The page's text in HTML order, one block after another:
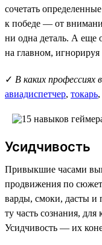
сочетать
к победе — от
ни одна деталь. А еще
на главном,
✓ В каких профессиях
авиадиспетчер, токарь,
Усидчивость
Привыкшие часами
продвижения по
варды, смоки, дасты и
ту часть сознания,
Усидчивость — их